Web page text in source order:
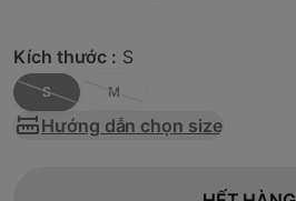
Kích thước : S
S M
Hướng dẫn chọn size